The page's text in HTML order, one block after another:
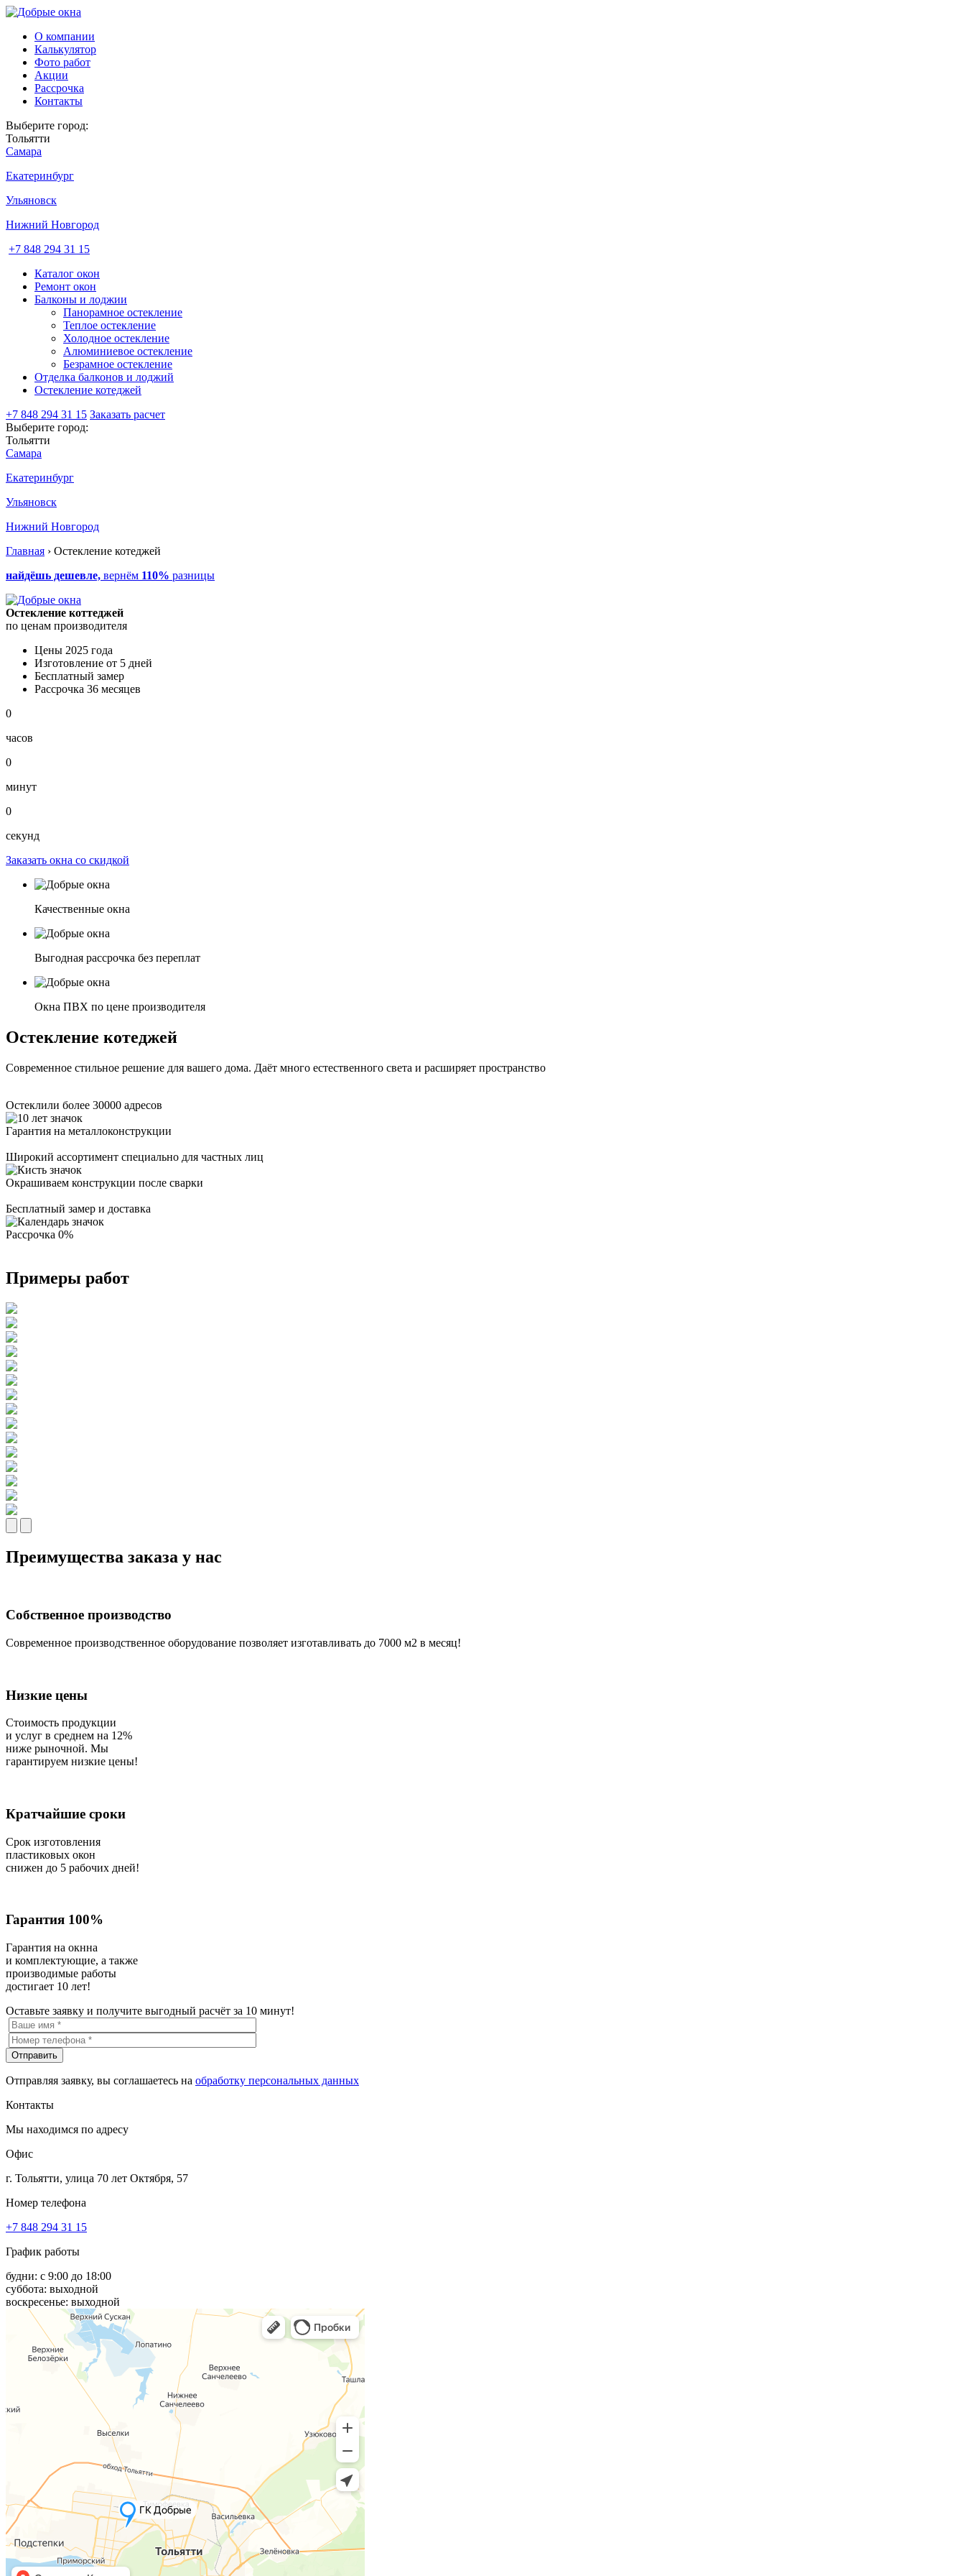
О компании
Калькулятор
Фото работ
Акции
Рассрочка
Контакты
Выберите город:
Тольятти
Самара
Екатеринбург
Ульяновск
Нижний Новгород
+7 848 294 31 15
Каталог окон
Ремонт окон
Балконы и лоджии
Панорамное остекление
Теплое остекление
Холодное остекление
Алюминиевое остекление
Безрамное остекление
Отделка балконов и лоджий
Остекление котеджей
+7 848 294 31 15 Заказать расчет
Выберите город:
Тольятти
Самара
Екатеринбург
Ульяновск
Нижний Новгород
Главная › Остекление котеджей
найдёшь дешевле, вернём 110% разницы
Остекление коттеджей
по ценам производителя
Цены 2025 года
Изготовление от 5 дней
Бесплатный замер
Рассрочка 36 месяцев
0
часов
0
минут
0
секунд
Заказать окна со скидкой
Качественные окна
Выгодная рассрочка без переплат
Окна ПВХ по цене производителя
Остекление котеджей
Современное стильное решение для вашего дома. Даёт много естественного света и расширяет пространство
Остеклили более 30000 адресов
Гарантия на металлоконструкции
Широкий ассортимент специально для частных лиц
Окрашиваем конструкции после сварки
Бесплатный замер и доставка
Рассрочка 0%
Примеры работ
Преимущества заказа у нас
Собственное производство
Современное производственное оборудование позволяет изготавливать до 7000 м2 в месяц!
Низкие цены
Стоимость продукции
и услуг в среднем на 12%
ниже рыночной. Мы
гарантируем низкие цены!
Кратчайшие сроки
Срок изготовления
пластиковых окон
снижен до 5 рабочих дней!
Гарантия 100%
Гарантия на окнна
и комплектующие, а также
производимые работы
достигает 10 лет!
Оставьте заявку и получите выгодный расчёт за 10 минут!
Отправляя заявку, вы соглашаетесь на обработку персональных данных
Контакты
Мы находимся по адресу
Офис
г. Тольятти, улица 70 лет Октября, 57
Номер телефона
+7 848 294 31 15
График работы
будни: с 9:00 до 18:00
суббота: выходной
воскресенье: выходной